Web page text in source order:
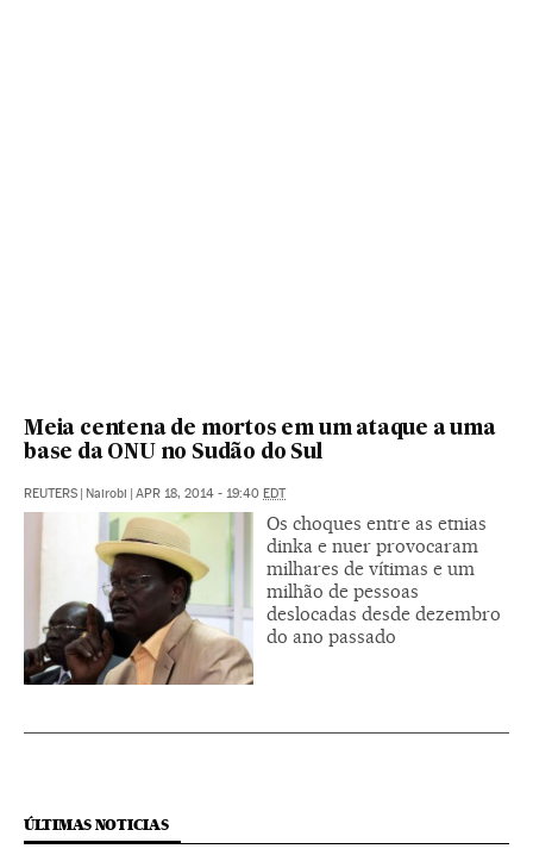
Meia centena de mortos em um ataque a uma
base da ONU no Sudão do Sul
REUTERS | Nairobi | APR 18, 2014 - 19:40 EDT
Os choques entre as etnias
dinka e nuer provocaram
milhares de vítimas e um
milhão de pessoas
deslocadas desde dezembro
do ano passado
ÚLTIMAS NOTICIAS